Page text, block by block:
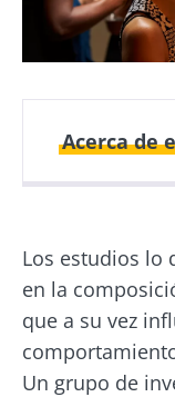
Acerca de
22
2022
Los estudios lo
en la
que a su vez
Un grupo de